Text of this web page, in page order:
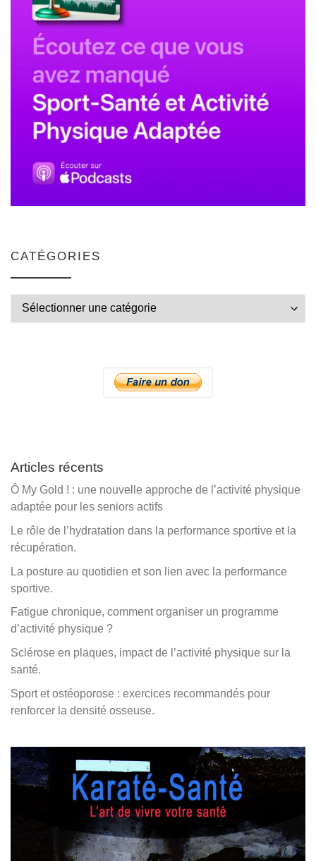
CATÉGORIES
Articles récents
Ô My Gold ! : une nouvelle approche de l’activité physique
adaptée pour les seniors actifs
Le rôle de l’hydratation dans la performance sportive et la
récupération.
La posture au quotidien et son lien avec la performance
sportive.
Fatigue chronique, comment organiser un programme
d’activité physique ?
Sclérose en plaques, impact de l’activité physique sur la
santé.
Sport et ostéoporose : exercices recommandés pour
renforcer la densité osseuse.